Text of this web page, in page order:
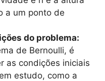
a um ponto de
do problema:
de Bernoulli, é
as condições iniciais
estudo, como a